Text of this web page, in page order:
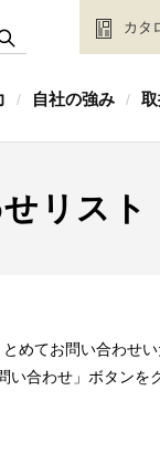
カタ
/ 自社の強み /
リスト
めてお問い合わせい
合わせ」ボタンを